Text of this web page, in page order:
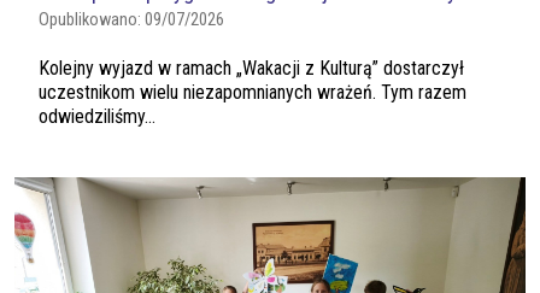
Opublikowano: 09/07/2026
Kolejny wyjazd w ramach „Wakacji z Kulturą” dostarczył
uczestnikom wielu niezapomnianych wrażeń. Tym razem
odwiedziliśmy...